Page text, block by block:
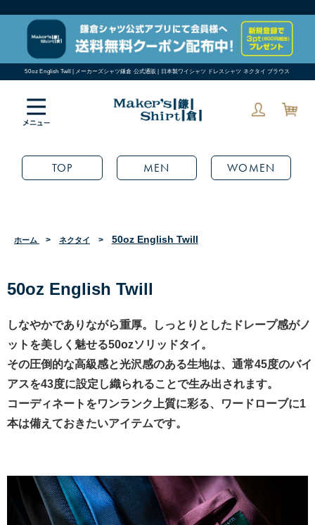
50oz English Twill | メーカーズシャツ鎌倉 公式通販 | 日本製ワイシャツ ドレスシャツ ネクタイ ブラウス
TOP MEN WOMEN
ホーム > ネクタイ > 50oz English Twill
50oz English Twill
しなやかでありながら重厚。しっとりとしたドレープ感がノ
ットを美しく魅せる50ozソリッドタイ。
その圧倒的な高級感と光沢感のある生地は、通常45度のバイ
アスを43度に設定し織られることで生み出されます。
コーディネートをワンランク上質に彩る、ワードローブに1
本は備えておきたいアイテムです。